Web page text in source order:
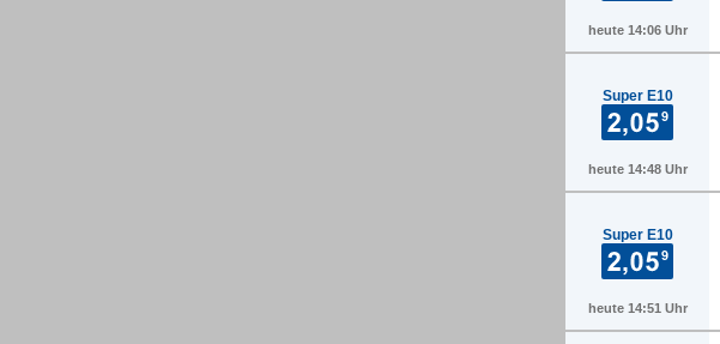
heute 14:06 Uhr
Super E10
heute 14:48 Uhr
Super E10
heute 14:51 Uhr